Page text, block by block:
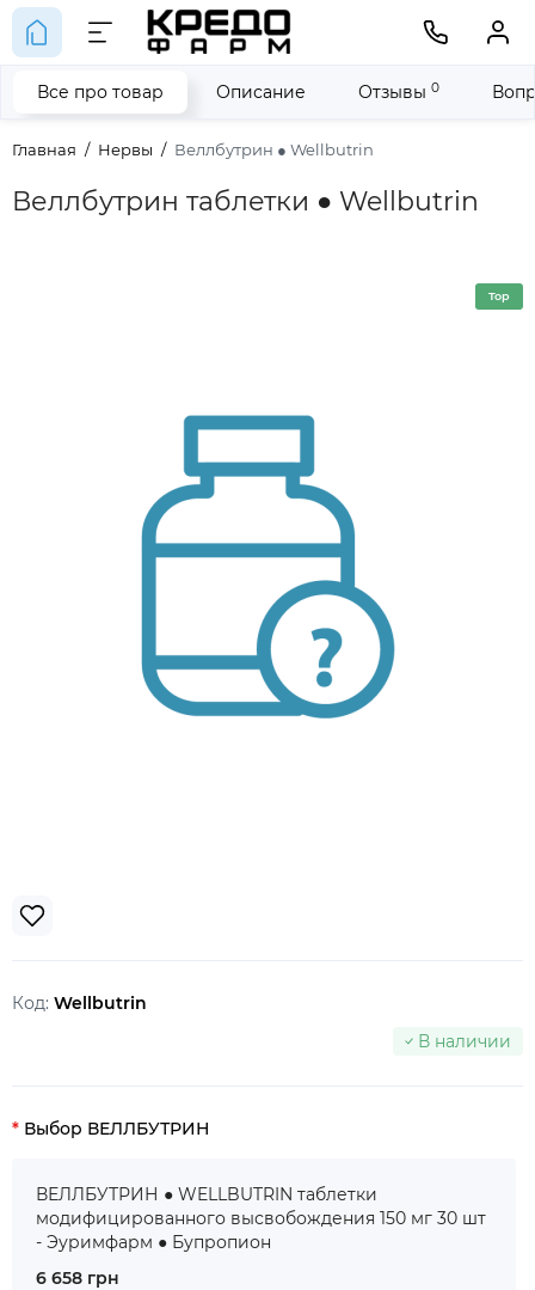
Главная Нервы Веллбутрин ● Wellbutrin
Веллбутрин таблетки ● Wellbutrin
Все про товар Описание Отзывы 0
Top
Код: Wellbutrin
В наличии
Выбор ВЕЛЛБУТРИН
ВЕЛЛБУТРИН ● WELLBUTRIN таблетки
модифицированного высвобождения 150 мг 30 шт
- Эуримфарм ● Бупропион
6 658 грн